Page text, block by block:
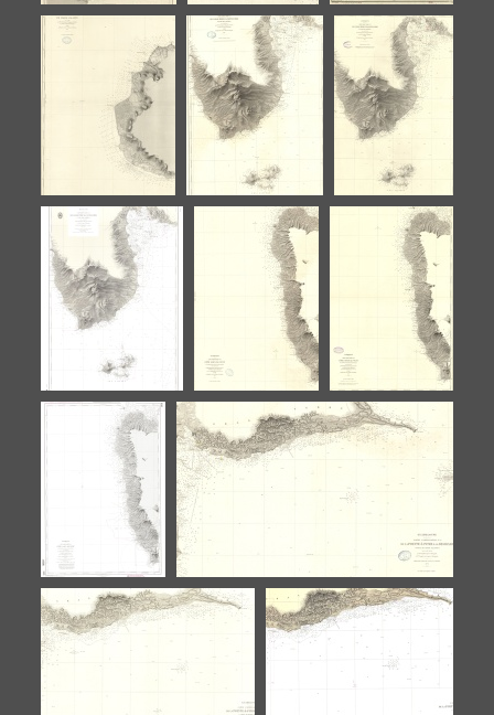
Plan du petit cul
de sac, atterrages
de la Pointe à
Pitre
Côte sous le
vent, depuis la
Rivière de Pères
jusquà la Pointe
du Vieux Port
(Mouillage de la
Basse Terre)
Côte sous le
vent, depuis la
Rivière de Pères
jusquà la Pointe
du Vieux Port
(Mouillage de
la Basse Terre)
Carte de la côte
sous le vent de
Marie-Galante
De la Basse-Terre
à la Pointe-à-
Pitre (Canal des
Saintes)
De la Basse-
Terre à la
Pointe-à-Pitre
(Canal des
Saintes)
De la Basse-Terre
à la Pointe-à-Pitre
(Canal des
Saintes)
Côte sous le
vent de la
pointe du vieux
fort à la pointe
allègre
Côte sous le
vent de la
pointe du vieux
fort à la pointe
Côte sous le
vent de la
pointe du vieux
De la Pointe-à-Pitre à la Désirade
(Canal de Marie-Galante)